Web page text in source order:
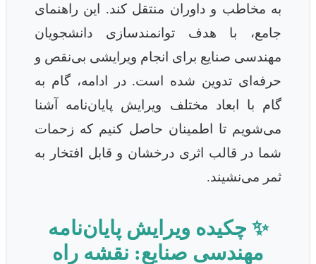
به مخاطب و داوران منتقل کند. این راهنمای
جامع، با هدف توانمندسازی دانشجویان
مهندسی صنایع برای انجام ویرایشی بی‌نقص و
حرفه‌ای تدوین شده است. در ادامه، گام به
گام با ابعاد مختلف ویرایش پایان‌نامه آشنا
می‌شویم تا اطمینان حاصل کنیم که زحمات
شما در قالب اثری درخشان و قابل افتخار به
ثمر می‌نشیند.
✨ چکیده ویرایش پایان‌نامه
مهندسی صنایع: نقشه راه